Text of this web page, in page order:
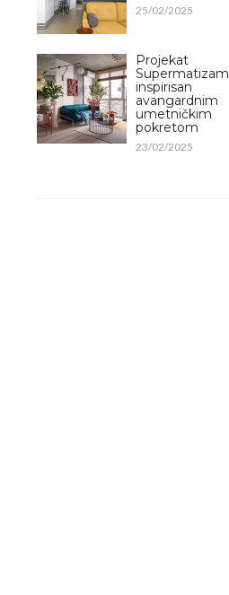
25/02/2025
Projekat
Supermatizam
inspirisan
avangardnim
umetničkim
pokretom
23/02/2025